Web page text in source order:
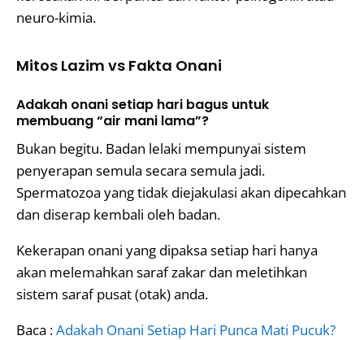
neuro-kimia.
Mitos Lazim vs Fakta Onani
Adakah onani setiap hari bagus untuk
membuang “air mani lama”?
Bukan begitu. Badan lelaki mempunyai sistem
penyerapan semula secara semula jadi.
Spermatozoa yang tidak diejakulasi akan dipecahkan
dan diserap kembali oleh badan.
Kekerapan onani yang dipaksa setiap hari hanya
akan melemahkan saraf zakar dan meletihkan
sistem saraf pusat (otak) anda.
Baca :Adakah Onani Setiap Hari Punca Mati Pucuk?